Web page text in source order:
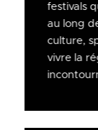
festivals
au long
culture,
vivre la